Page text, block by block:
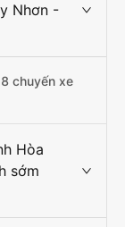
Nhơn -
chuyến xe
Hòa
sớm